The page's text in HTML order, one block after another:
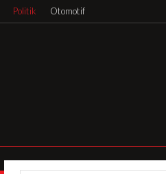
Politik Otomotif